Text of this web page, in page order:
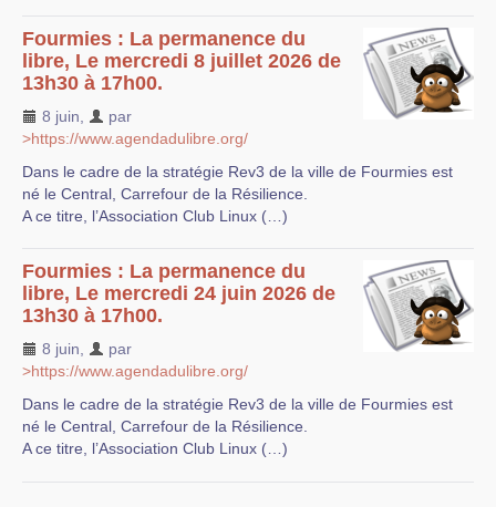
Fourmies : La permanence du
libre, Le mercredi 8 juillet 2026 de
13h30 à 17h00.
8 juin
par
>https://www.agendadulibre.org/
Dans le cadre de la stratégie Rev3 de la ville de Fourmies est
né le Central, Carrefour de la Résilience.
A ce titre, l’Association Club Linux (…)
Fourmies : La permanence du
libre, Le mercredi 24 juin 2026 de
13h30 à 17h00.
8 juin
par
>https://www.agendadulibre.org/
Dans le cadre de la stratégie Rev3 de la ville de Fourmies est
né le Central, Carrefour de la Résilience.
A ce titre, l’Association Club Linux (…)